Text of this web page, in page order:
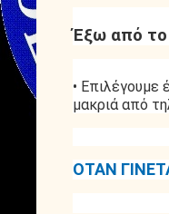
Έξω από το
• Επιλέγουμε
μακριά από
ΟΤΑΝ